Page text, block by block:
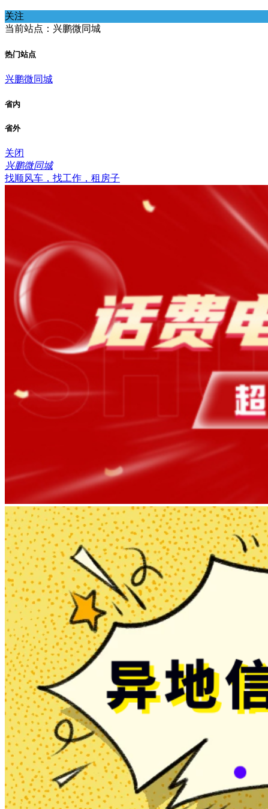
关注
当前站点：兴鹏微同城
热门站点
兴鹏微同城
省内
省外
关闭
兴鹏微同城
找顺风车，找工作，租房子